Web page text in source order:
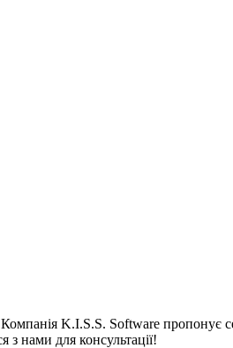
K.I.S.S. Software пропонує
з нами для консультації!